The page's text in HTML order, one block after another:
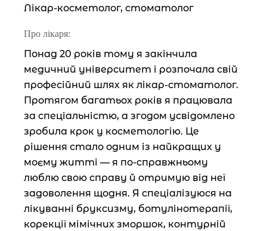
Лікар-косметолог, стоматолог
Про лікаря:
Понад 20 років тому я закінчила
медичний університет і розпочала свій
професійний шлях як лікар-стоматолог.
Протягом багатьох років я працювала
за спеціальністю, а згодом усвідомлено
зробила крок у косметологію. Це
рішення стало одним із найкращих у
моєму житті — я по-справжньому
люблю свою справу й отримую від неї
задоволення щодня. Я спеціалізуюся на
лікуванні бруксизму, ботулінотерапії,
корекції мімічних зморшок, контурній